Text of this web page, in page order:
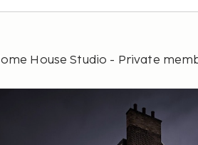
House Studio - Private